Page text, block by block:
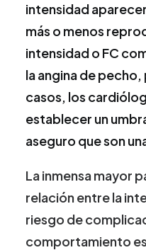
intensidad
más o menos
intensidad o FC
la angina de
casos, los
establecer un
aseguro que son
La inmensa mayor
relación entre la
riesgo de
comportamiento